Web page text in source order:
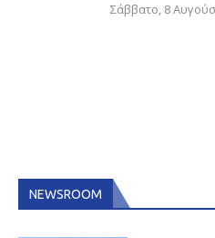
Σάββατο, 8
NEWSROOM